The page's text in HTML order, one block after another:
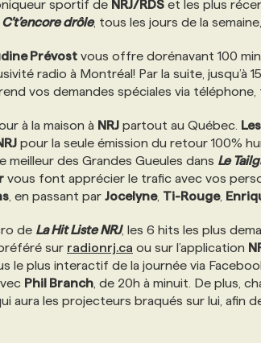
sportif de NRJ/RDS et les plus
C’t’encore drôle, tous les jours de la
Prévost vous offre dorénavant 100
radio à Montréal! Par la suite, jusqu’à
vos demandes spéciales via
à la maison à NRJ partout au Québec.
pour la seule émission du retour 100%
meilleur des Grandes Gueules dans Le
vous font apprécier le trafic avec vos
, en passant par Jocelyne, Ti-Rouge,
de La Hit Liste NRJ, les 6 hits les plus
sur radionrj.ca ou sur l’application
le plus interactif de la journée via
Phil Branch , de 20h à minuit. De plus,
aura les projecteurs braqués sur lui, afin